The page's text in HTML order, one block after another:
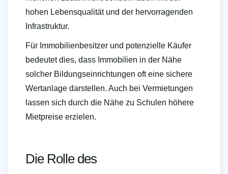
hohen Lebensqualität und der hervorragenden
Infrastruktur.
Für Immobilienbesitzer und potenzielle Käufer
bedeutet dies, dass Immobilien in der Nähe
solcher Bildungseinrichtungen oft eine sichere
Wertanlage darstellen. Auch bei Vermietungen
lassen sich durch die Nähe zu Schulen höhere
Mietpreise erzielen.
Die Rolle des